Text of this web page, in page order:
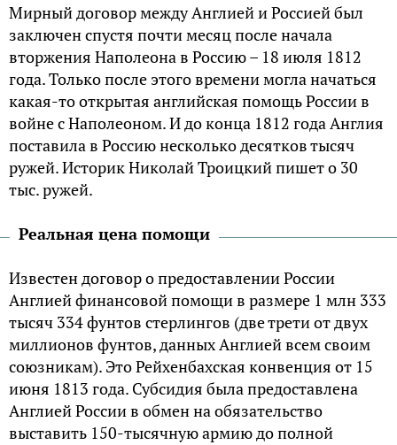
Мирный договор между Англией и Россией был
заключен спустя почти месяц после начала
вторжения Наполеона в Россию – 18 июля 1812
года. Только после этого времени могла начаться
какая-то открытая английская помощь России в
войне с Наполеоном. И до конца 1812 года Англия
поставила в Россию несколько десятков тысяч
ружей. Историк Николай Троицкий пишет о 30
тыс. ружей.
Реальная цена помощи
Известен договор о предоставлении России
Англией финансовой помощи в размере 1 млн 333
тысяч 334 фунтов стерлингов (две трети от двух
миллионов фунтов, данных Англией всем своим
союзникам). Это Рейхенбахская конвенция от 15
июня 1813 года. Субсидия была предоставлена
Англией России в обмен на обязательство
выставить 150-тысячную армию до полной